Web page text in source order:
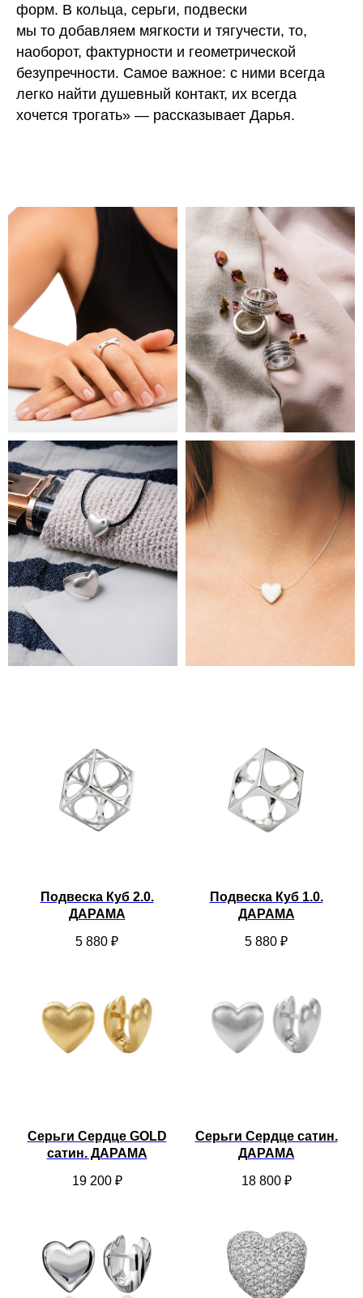
форм. В кольца, серьги, подвески
мы то добавляем мягкости и тягучести, то,
наоборот, фактурности и геометрической
безупречности. Самое важное: с ними всегда
легко найти душевный контакт, их всегда
хочется трогать» — рассказывает Дарья.
Подвеска Куб 2.0.
ДАРАМА
5 880 ₽
Подвеска Куб 1.0.
ДАРАМА
5 880 ₽
Серьги Сердце GOLD
сатин. ДАРАМА
19 200 ₽
Серьги Сердце сатин.
ДАРАМА
18 800 ₽